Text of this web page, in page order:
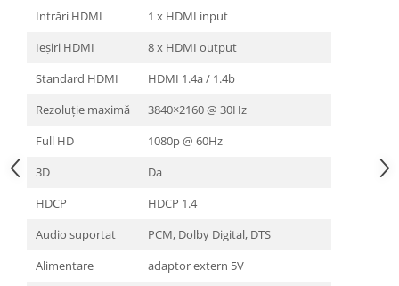
Intrări HDMI
1 x HDMI input
Ieșiri HDMI
8 x HDMI output
Standard HDMI
HDMI 1.4a / 1.4b
Rezoluție maximă
3840×2160 @ 30Hz
Full HD
1080p @ 60Hz
3D
Da
HDCP
HDCP 1.4
Audio suportat
PCM, Dolby Digital, DTS
Alimentare
adaptor extern 5V